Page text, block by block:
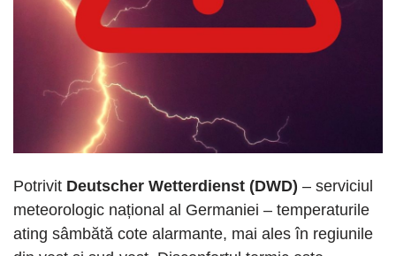
Potrivit Deutscher Wetterdienst (DWD) – serviciul
meteorologic național al Germaniei – temperaturile
ating sâmbătă cote alarmante, mai ales în regiunile